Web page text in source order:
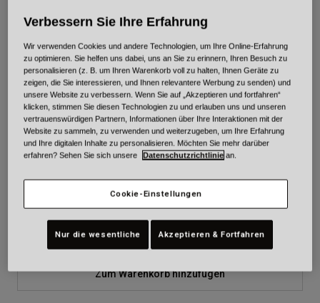
Größe Größentabelle
3XL
Zum Warenkorb hinzufügen
Verbessern Sie Ihre Erfahrung
Wir verwenden Cookies und andere Technologien, um Ihre Online-Erfahrung
zu optimieren. Sie helfen uns dabei, uns an Sie zu erinnern, Ihren Besuch zu
personalisieren (z. B. um Ihren Warenkorb voll zu halten, Ihnen Geräte zu
zeigen, die Sie interessieren, und Ihnen relevantere Werbung zu senden) und
unsere Website zu verbessern. Wenn Sie auf „Akzeptieren und fortfahren“
klicken, stimmen Sie diesen Technologien zu und erlauben uns und unseren
vertrauenswürdigen Partnern, Informationen über Ihre Interaktionen mit der
Website zu sammeln, zu verwenden und weiterzugeben, um Ihre Erfahrung
und Ihre digitalen Inhalte zu personalisieren. Möchten Sie mehr darüber
erfahren? Sehen Sie sich unsere
Datenschutzrichtlinie an.
Cookie-Einstellungen
Nur die wesentliche Akzeptieren & Fortfahren